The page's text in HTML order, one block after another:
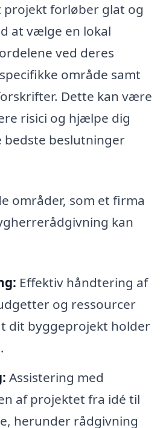
projekt forløber glat og
at vælge en lokal
ved deres
område samt
Dette kan være
risici og hjælpe dig
beslutninger
områder, som et firma
kan
Effektiv håndtering af
og ressourcer
dit byggeprojekt holder
Assistering med
af projektet fra idé til
herunder rådgivning